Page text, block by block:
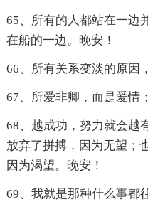
65、所有的人都站在一边
在船的一边。晚安！
66、所有关系变淡的原因
67、所爱非卿，而是爱情
68、越成功，努力就会越
放弃了拼搏，因为无望；
因为渴望。晚安！
69、我就是那种什么事都